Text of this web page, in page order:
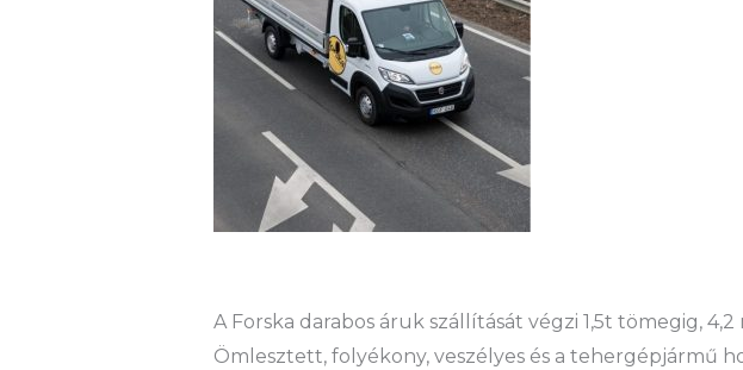
A Forska darabos áruk szállítását végzi 1,5t tömegig,
Ömlesztett, folyékony, veszélyes és a tehergépjármű